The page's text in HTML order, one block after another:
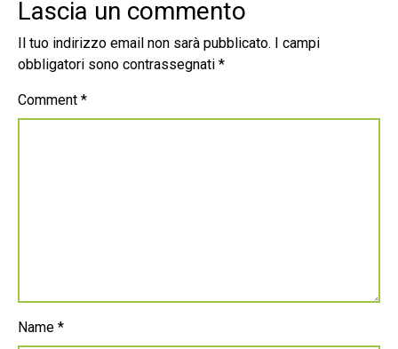
Lascia un commento
Il tuo indirizzo email non sarà pubblicato.
I campi
obbligatori sono contrassegnati *
Comment *
Name *